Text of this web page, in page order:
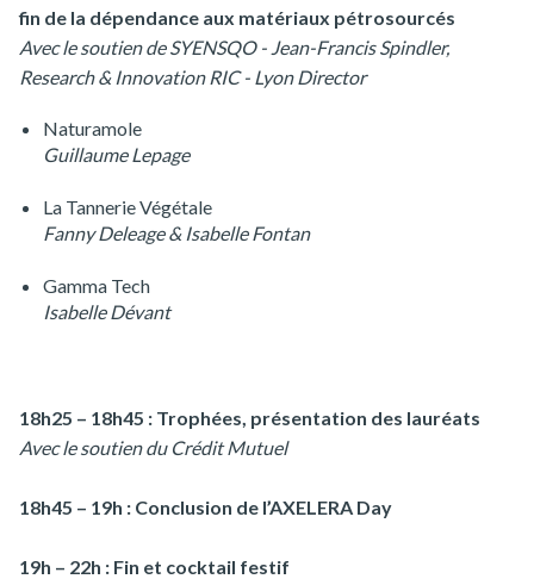
fin de la dépendance aux matériaux pétrosourcés
Avec le soutien de SYENSQO - Jean-Francis Spindler,
Research & Innovation RIC - Lyon Director
Naturamole
Guillaume Lepage
La Tannerie Végétale
Fanny Deleage & Isabelle Fontan
Gamma Tech
Isabelle Dévant
18h25 – 18h45 : Trophées, présentation des lauréats
Avec le soutien du Crédit Mutuel
18h45 – 19h : Conclusion de l’AXELERA Day
19h – 22h : Fin et cocktail festif